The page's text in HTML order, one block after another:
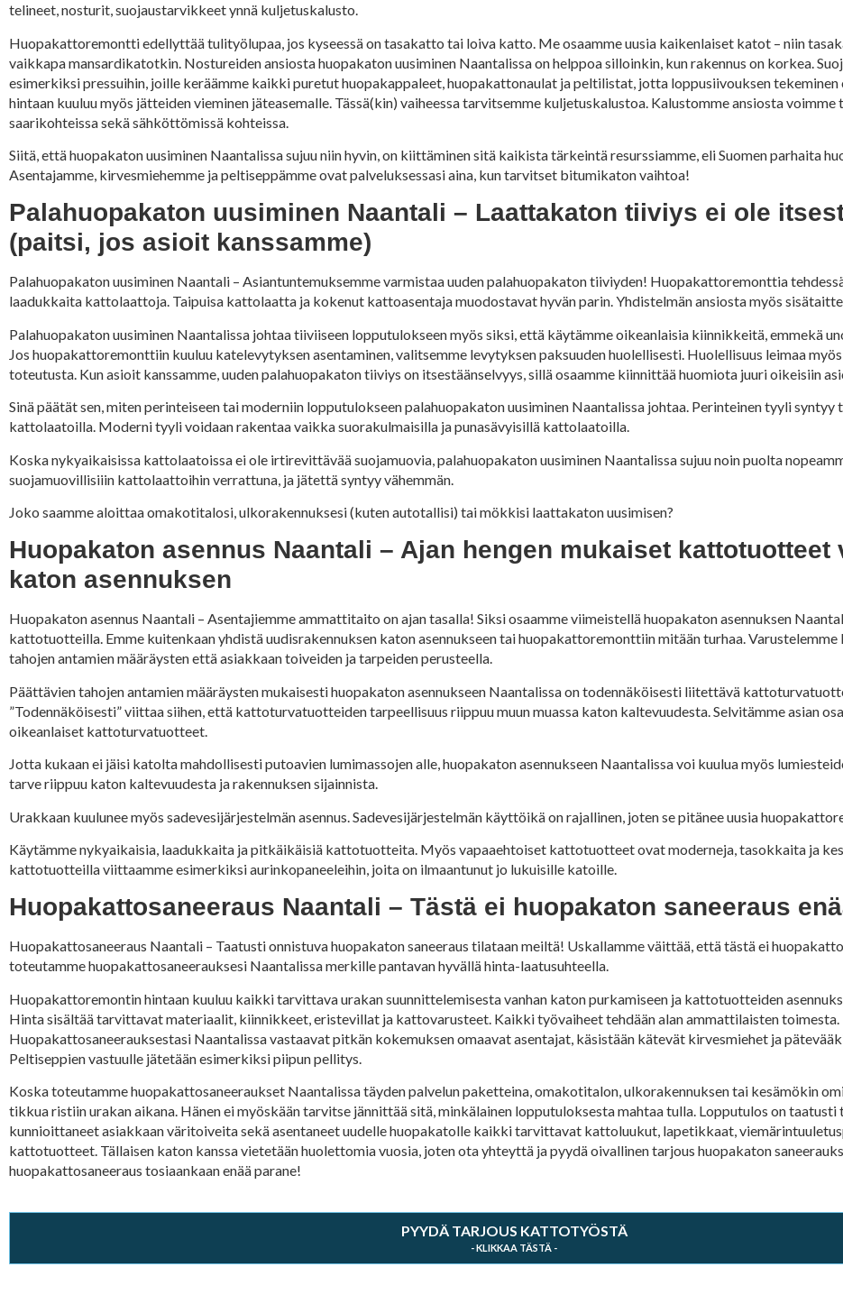
telineet, nosturit, suojaustarvikkeet ynnä kuljetuskalusto.
Huopakattoremontti edellyttää tulityölupaa, jos kyseessä on tasakatto tai loiva katto. Me osaamme uusia kaikenlaiset katot – niin
vaikkapa mansardikatotkin. Nostureiden ansiosta huopakaton uusiminen Naantalissa on helppoa silloinkin, kun rakennus on korkea.
esimerkiksi pressuihin, joille keräämme kaikki puretut huopakappaleet, huopakattonaulat ja peltilistat, jotta loppusiivouksen tekeminen
hintaan kuuluu myös jätteiden vieminen jäteasemalle. Tässä(kin) vaiheessa tarvitsemme kuljetuskalustoa. Kalustomme ansiosta voimme
saarikohteissa sekä sähköttömissä kohteissa.
Siitä, että huopakaton uusiminen Naantalissa sujuu niin hyvin, on kiittäminen sitä kaikista tärkeintä resurssiamme, eli Suomen parhaita
Asentajamme, kirvesmiehemme ja peltiseppämme ovat palveluksessasi aina, kun tarvitset bitumikaton vaihtoa!
Palahuopakaton uusiminen Naantali – Laattakaton tiiviys ei ole
(paitsi, jos asioit kanssamme)
Palahuopakaton uusiminen Naantali – Asiantuntemuksemme varmistaa uuden palahuopakaton tiiviyden! Huopakattoremonttia
laadukkaita kattolaattoja. Taipuisa kattolaatta ja kokenut kattoasentaja muodostavat hyvän parin. Yhdistelmän ansiosta myös
Palahuopakaton uusiminen Naantalissa johtaa tiiviiseen lopputulokseen myös siksi, että käytämme oikeanlaisia kiinnikkeitä, emmekä
Jos huopakattoremonttiin kuuluu katelevytyksen asentaminen, valitsemme levytyksen paksuuden huolellisesti. Huolellisuus leimaa
toteutusta. Kun asioit kanssamme, uuden palahuopakaton tiiviys on itsestäänselvyys, sillä osaamme kiinnittää huomiota juuri oikeisiin
Sinä päätät sen, miten perinteiseen tai moderniin lopputulokseen palahuopakaton uusiminen Naantalissa johtaa. Perinteinen tyyli
kattolaatoilla. Moderni tyyli voidaan rakentaa vaikka suorakulmaisilla ja punasävyisillä kattolaatoilla.
Koska nykyaikaisissa kattolaatoissa ei ole irtirevittävää suojamuovia, palahuopakaton uusiminen Naantalissa sujuu noin puolta
suojamuovillisiiin kattolaattoihin verrattuna, ja jätettä syntyy vähemmän.
Joko saamme aloittaa omakotitalosi, ulkorakennuksesi (kuten autotallisi) tai mökkisi laattakaton uusimisen?
Huopakaton asennus Naantali – Ajan hengen mukaiset
katon asennuksen
Huopakaton asennus Naantali – Asentajiemme ammattitaito on ajan tasalla! Siksi osaamme viimeistellä huopakaton asennuksen
kattotuotteilla. Emme kuitenkaan yhdistä uudisrakennuksen katon asennukseen tai huopakattoremonttiin mitään turhaa.
tahojen antamien määräysten että asiakkaan toiveiden ja tarpeiden perusteella.
Päättävien tahojen antamien määräysten mukaisesti huopakaton asennukseen Naantalissa on todennäköisesti liitettävä
”Todennäköisesti” viittaa siihen, että kattoturvatuotteiden tarpeellisuus riippuu muun muassa katon kaltevuudesta. Selvitämme asian
oikeanlaiset kattoturvatuotteet.
Jotta kukaan ei jäisi katolta mahdollisesti putoavien lumimassojen alle, huopakaton asennukseen Naantalissa voi kuulua myös
tarve riippuu katon kaltevuudesta ja rakennuksen sijainnista.
Urakkaan kuulunee myös sadevesijärjestelmän asennus. Sadevesijärjestelmän käyttöikä on rajallinen, joten se pitänee uusia
Käytämme nykyaikaisia, laadukkaita ja pitkäikäisiä kattotuotteita. Myös vapaaehtoiset kattotuotteet ovat moderneja, tasokkaita ja
kattotuotteilla viittaamme esimerkiksi aurinkopaneeleihin, joita on ilmaantunut jo lukuisille katoille.
Huopakattosaneeraus Naantali – Tästä ei huopakaton saneeraus
Huopakattosaneeraus Naantali – Taatusti onnistuva huopakaton saneeraus tilataan meiltä! Uskallamme väittää, että tästä ei
toteutamme huopakattosaneerauksesi Naantalissa merkille pantavan hyvällä hinta-laatusuhteella.
Huopakattoremontin hintaan kuuluu kaikki tarvittava urakan suunnittelemisesta vanhan katon purkamiseen ja kattotuotteiden
Hinta sisältää tarvittavat materiaalit, kiinnikkeet, eristevillat ja kattovarusteet. Kaikki työvaiheet tehdään alan ammattilaisten toimesta.
Huopakattosaneerauksestasi Naantalissa vastaavat pitkän kokemuksen omaavat asentajat, käsistään kätevät kirvesmiehet ja
Peltiseppien vastuulle jätetään esimerkiksi piipun pellitys.
Koska toteutamme huopakattosaneeraukset Naantalissa täyden palvelun paketteina, omakotitalon, ulkorakennuksen tai kesämökin
tikkua ristiin urakan aikana. Hänen ei myöskään tarvitse jännittää sitä, minkälainen lopputuloksesta mahtaa tulla. Lopputulos on
kunnioittaneet asiakkaan väritoiveita sekä asentaneet uudelle huopakatolle kaikki tarvittavat kattoluukut, lapetikkaat,
kattotuotteet. Tällaisen katon kanssa vietetään huolettomia vuosia, joten ota yhteyttä ja pyydä oivallinen tarjous huopakaton
huopakattosaneeraus tosiaankaan enää parane!
PYYDÄ TARJOUS KATTOTYÖSTÄ